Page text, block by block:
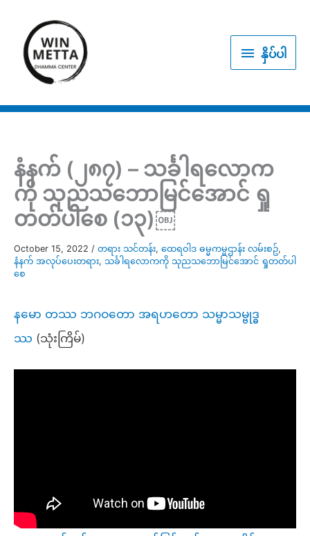
content
နှိပ် နှိပ်ပါ
နံနက် (၂၈၇) – သင်္ခါရလောက
ကို သုညသဘောမြင်အောင် ရှု
တတ်ပါစေ (၁၃)￼
October 15, 2022 / တရား သင်တန်း, ထေရဝါဒ ဓမ္မကမ္မဌာန်း လမ်းစဥ်,
နံနက် အလုပ်ပေးတရား, သင်္ခါရလောကကို သုညသဘောမြင်အောင် ရှုတတ်ပါ
စေ
နမော တဿ ဘဂဝတော အရဟတော သမ္မာသမ္ဗုဒ္ဓ
ဿ (သုံးကြိမ်)